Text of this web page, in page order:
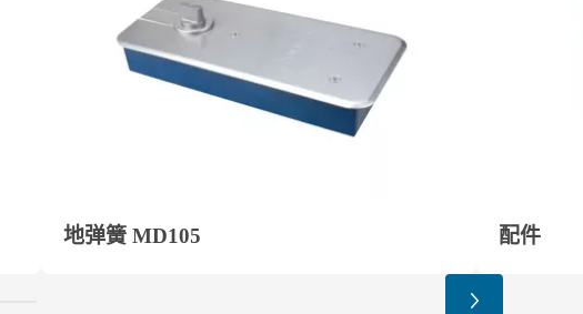
地弹簧 MD105 配件